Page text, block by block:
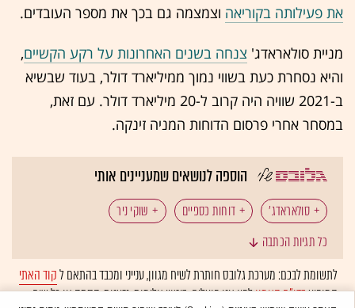
את פעילותה בקוריאה וצמצמה גם בכך את מספר העובדים.
מניית סולאראדג' צנחה בשנים האחרונות על רקע הקשיים,
והיא נסחרת כעת בשווי נמוך ממיליארד דולר, בעוד שבשיא
ב-2021 שוויה היה קרוב ל-20 מיליארד דולר. עם זאת,
במסחר אחרי פרסום הדוחות המניה זינקה.
הוספה לנושאים שמעניינים אותי
סולאראדג' דוחות כספיים שוקי ניר
ישראליות בוול סטריט
אנרגיה מתחדשת אנרגיה ירוקה
כל תגיות הכתבה
לתשומת לבכם: מערכת גלובס חותרת לשיח מגוון, ענייני ומכבד בהתאם לקוד האתי
המופיעבדו"ח האמוןלפיו אנו פועלים. ביטויי אלימות, גזענות, הסתה או כל שיח